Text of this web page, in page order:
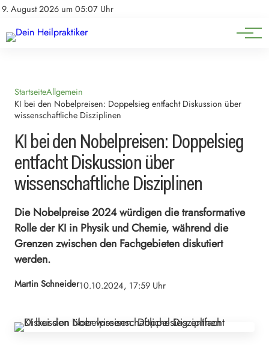
9. August 2026 um 05:07 Uhr
Impressum
Natürliche Medizin
Heilpflanzen & Kräuterkunde
StartseiteAllgemein
KI bei den Nobelpreisen: Doppelsieg entfacht Diskussion über
wissenschaftliche Disziplinen
KI bei den Nobelpreisen: Doppelsieg
entfacht Diskussion über
wissenschaftliche Disziplinen
Die Nobelpreise 2024 würdigen die transformative
Rolle der KI in Physik und Chemie, während die
Grenzen zwischen den Fachgebieten diskutiert
werden.
Martin Schneider10.10.2024, 17:59 Uhr